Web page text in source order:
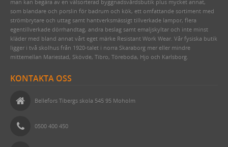
BORDSLAMPOR
GOLVLAMPOR
KLASSISKA PORSLINSLAMPOR
PORSLINSLAMPOR UTOMHUS
TILLBEHÖR & RESERVDELAR
FEDE (MÄSSING)
1950-TAL
BLECKPLÅT
WILMAS NATURPRODUKTER
RAKHYVLAR & RAKTVÅLAR
FÖR SKRIVBORDET
KULTURHISTORISK BOK
TVÅ GÅNGER CARL
FUNKIS
TILLBEHÖR & VERKTYG
BYGGNADSSPIK
HANDSMIDDA, SVARTBRÄNDA SPIKAR
ROSETTSPIK
DEKORSPIK
TJÄRPRODUKTER
LINDREV
YLLESNÖREN/ULLSNÖRE
DELIKATESSLÅDOR
FRÅN HAVET
FRÅN JORDEN
EMALJSKYLTAR, SIFFROR, BOKSTÄVER
EGNA EMALJSKYLTAR I VITT/SVART
NUMMERSKYLTAR I MÄSSING FÖR HUS
VITA MED SVART TEXT
VERKTYG & YXOR
PENSLAR FÖR LINOLJEFÄRGSMÅLNING
FÄRGSKRAPOR MED MERA
STUCKATUR
ÖPPETTIDER
man kan begära av en välsorterad byggnadsvårdsbutik plus mycket annat,
som blandare och porslin för badrum och kök, ett omfattande sortiment med
strömbrytare och uttag samt hantverksmässigt tillverkade lampor, flera
egentillverkade dörrhandtag, andra beslag samt emaljskyltar och inte minst
kläder med bland annat vårt eget märke Resistant Work Wear. Vår fysiska butik
ligger i två skolhus från 1920-talet i norra Skaraborg mer eller mindre
mittemellan Mariestad, Skövde, Tibro, Töreboda, Hjo och Karlsborg.
KONTAKTA OSS
Bellefors Tibergs skola 545 95 Moholm
0500 400 450